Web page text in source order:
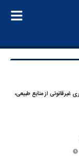
غیرقانونی از منابع طبیعی،